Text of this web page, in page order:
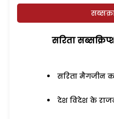
सरिता
सरिता मैगजीन
देश विदेश के